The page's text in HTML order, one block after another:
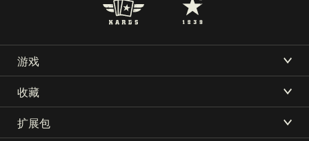
下载 支持 新闻
社区
游戏
KARDS 是什么
如何游戏
商店
收藏
收藏
扩展包